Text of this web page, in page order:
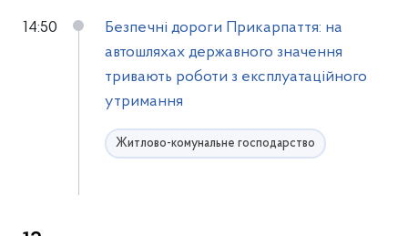
14:50
Безпечні дороги Прикарпаття: на
автошляхах державного значення
тривають роботи з експлуатаційного
утримання
Житлово-комунальне господарство